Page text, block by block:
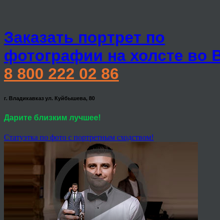
Заказать портрет по
фотографии на холсте во
8 800 222 02 86
г. Владикавказ ул. Куйбышева, 80
Дарите близким лучшее!
Статуэтка по фото с портретным сходством!